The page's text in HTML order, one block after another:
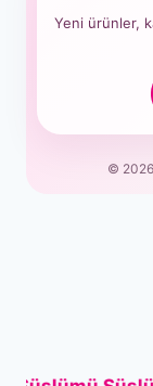
Yeni ürünler,
© 2026